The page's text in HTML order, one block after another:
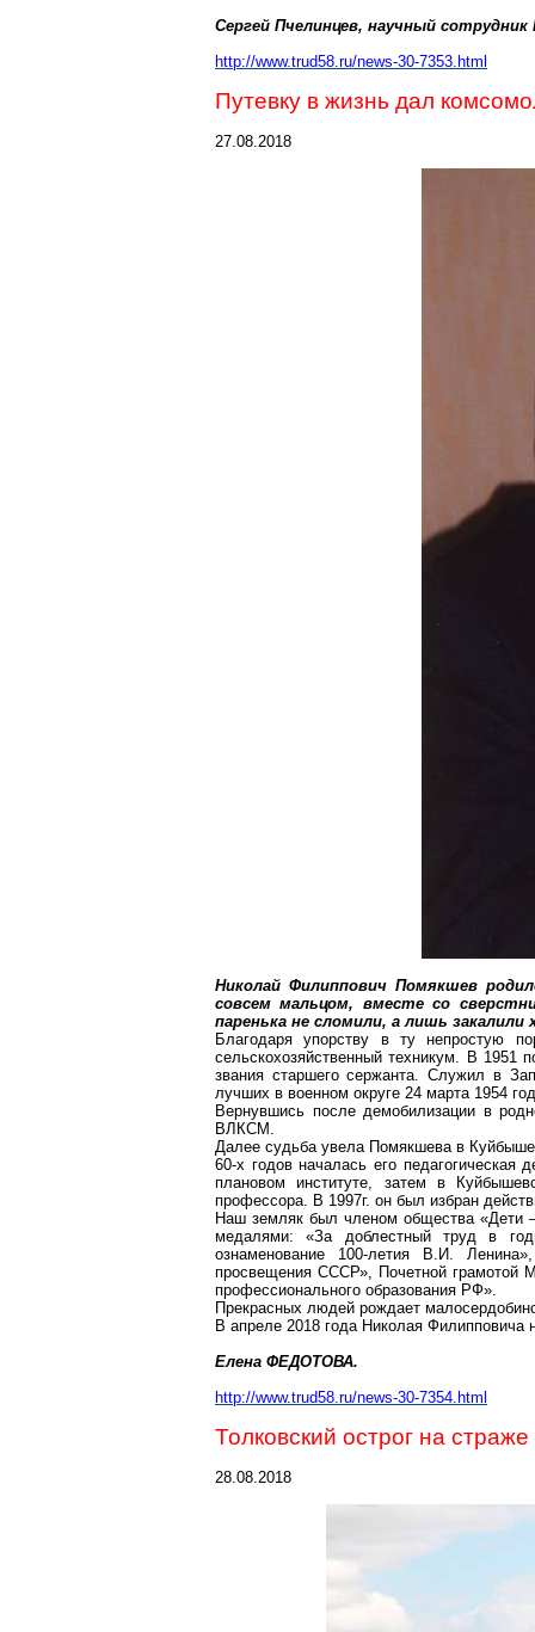
Сергей Пчелинцев, научный сотрудник
http://www.trud58.ru/news-30-7353.html
Путевку в жизнь дал
27.08.2018
Николай Филиппович Помякшев
совсеммальцом, вместе со
паренька не сломили, а лишь закалили
Благодаря упорству в ту непростую
сельскохозяйственный техникум. В 1951
звания старшего сержанта. Служил в
лучших в военном округе 24 марта 1954
Вернувшись после демобилизации в
ВЛКСМ.
Далее судьба увела Помякшевав
60-х годов началась его педагогическая
плановом институте, затем в
профессора. В 1997г. он был избран
Наш земляк был членом общества «Дети
медалями: «За доблестный труд в
ознаменование 100-летия В.И.
просвещения СССР», Почетной грамотой
профессионального образования РФ».
Прекрасных людей рождает
В апреле 2018 года Николая Филипповича
Елена ФЕДОТОВА.
http://www.trud58.ru/news-30-7354.html
Толковский острог на
28.08.2018